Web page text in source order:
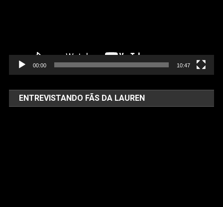
00:00 10:47
ENTREVISTANDO FÃS DA LAUREN